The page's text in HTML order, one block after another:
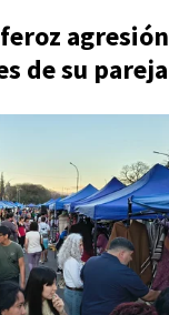
agresión
de su pareja